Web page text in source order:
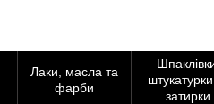
Лаки, масла та
фарби
затирки